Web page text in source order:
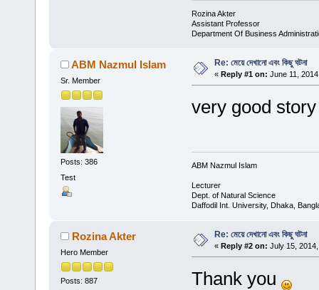
Rozina Akter
Assistant Professor
Department Of Business
ABM Nazmul Islam
Sr. Member
Posts: 386
Test
Re: মেয়ে দেখানো এবং কিছু ঘটনা
« Reply #1 on: June 11,
very good story
ABM Nazmul Islam
Lecturer
Dept. of Natural Science
Daffodil Int. University, Dhaka,
Rozina Akter
Hero Member
Posts: 887
Re: মেয়ে দেখানো এবং কিছু ঘটনা
« Reply #2 on: July 15,
Thank you